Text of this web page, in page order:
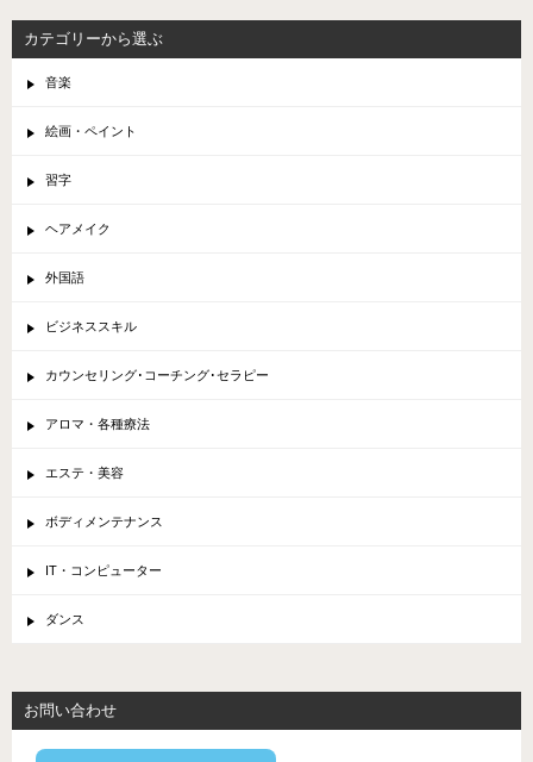
カテゴリーから選ぶ
音楽
絵画・ペイント
習字
ヘアメイク
外国語
ビジネススキル
カウンセリング･コーチング･セラピー
アロマ・各種療法
エステ・美容
ボディメンテナンス
IT・コンピューター
ダンス
お問い合わせ